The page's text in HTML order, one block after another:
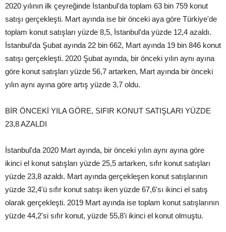
2020 yılının ilk çeyreğinde İstanbul'da toplam 63 bin 759 konut
satışı gerçekleşti. Mart ayında ise bir önceki aya göre Türkiye'de
toplam konut satışları yüzde 8,5, İstanbul'da yüzde 12,4 azaldı.
İstanbul'da Şubat ayında 22 bin 662, Mart ayında 19 bin 846 konut
satışı gerçekleşti. 2020 Şubat ayında, bir önceki yılın aynı ayına
göre konut satışları yüzde 56,7 artarken, Mart ayında bir önceki
yılın aynı ayına göre artış yüzde 3,7 oldu.
BİR ÖNCEKİ YILA GÖRE, SIFIR KONUT SATIŞLARI YÜZDE
23,8 AZALDI
İstanbul'da 2020 Mart ayında, bir önceki yılın aynı ayına göre
ikinci el konut satışları yüzde 25,5 artarken, sıfır konut satışları
yüzde 23,8 azaldı. Mart ayında gerçekleşen konut satışlarının
yüzde 32,4'ü sıfır konut satışı iken yüzde 67,6'sı ikinci el satış
olarak gerçekleşti. 2019 Mart ayında ise toplam konut satışlarının
yüzde 44,2'si sıfır konut, yüzde 55,8'i ikinci el konut olmuştu.